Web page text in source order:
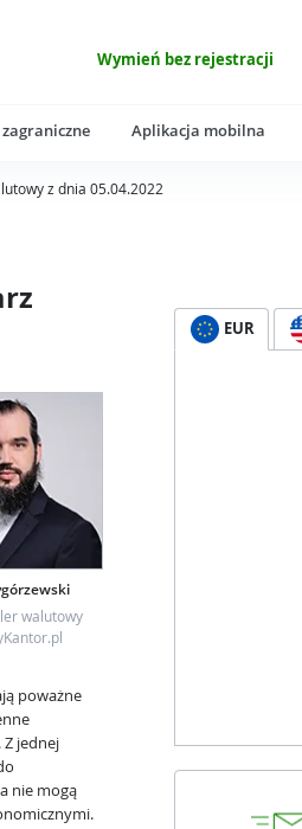
Wymień bez rejestracji
Aplikacja mobilna
z dnia 05.04.2022
walutowy
poważne
jednej
nie mogą
EUR